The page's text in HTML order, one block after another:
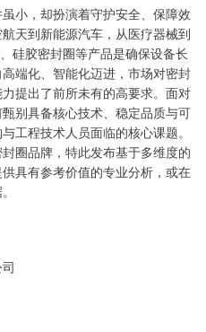
小，却扮演着守护安全、保障效
天到新能源汽车，从医疗器械到
硅胶密封圈等产品是确保设备长
端化、智能化迈进，市场对密封
提出了前所未有的高要求。面对
别具备核心技术、稳定品质与可
工程技术人员面临的核心课题。
圈品牌，特此发布基于多维度的
具有参考价值的专业分析，或在